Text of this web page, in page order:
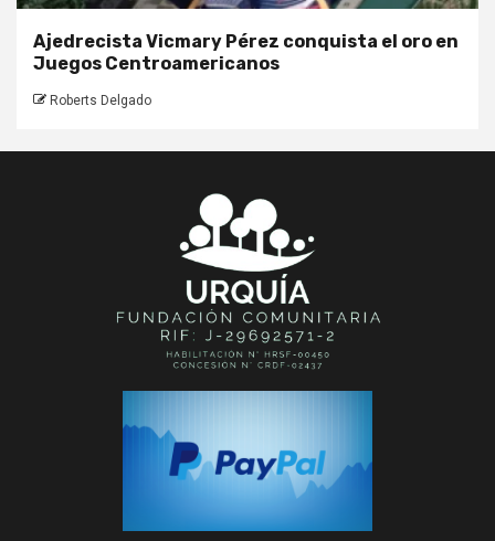
Ajedrecista Vicmary Pérez conquista el oro en
Juegos Centroamericanos
Roberts Delgado